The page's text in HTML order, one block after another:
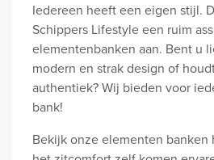
Iedereen heeft een eigen stijl.
Schippers Lifestyle een ruim
elementenbanken aan. Bent u
modern en strak design of
authentiek? Wij bieden voor
bank!
Bekijk onze elementen banken